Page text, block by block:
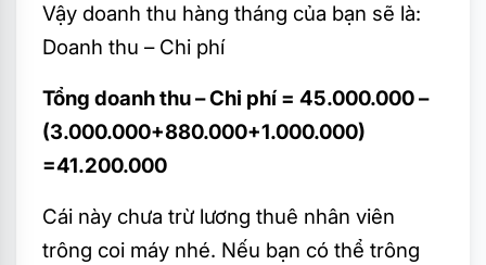
Vậy doanh thu hàng tháng của bạn sẽ là:
Doanh thu – Chi phí
Tổng doanh thu – Chi phí = 45.000.000 –
(3.000.000+880.000+1.000.000)
=41.200.000
Cái này chưa trừ lương thuê nhân viên
trông coi máy nhé. Nếu bạn có thể trông